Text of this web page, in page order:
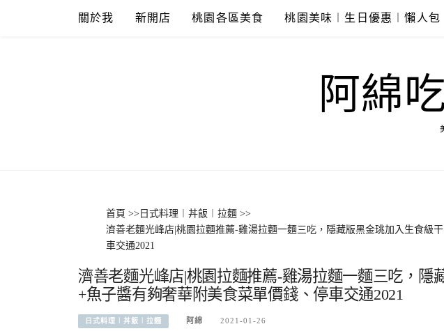
關於我 新開店 桃園各區美食 桃園美味︱生日優惠︱懶人包
阿綿
首頁 >> 日式料理︱丼飯︱拉麵 >>
濟善老麵光峰店|桃園拉麵推薦-雞湯拉麵一麵三吃，隱藏版黑金珧加入生食級
車交通2021
濟善老麵光峰店|桃園拉麵推薦-雞湯拉麵一麵三吃，隱
+魚子醬有夠奢華附美食菜單價錢、停車交通2021
日式料理︱丼飯︱拉麵 阿綿 2021-01-26